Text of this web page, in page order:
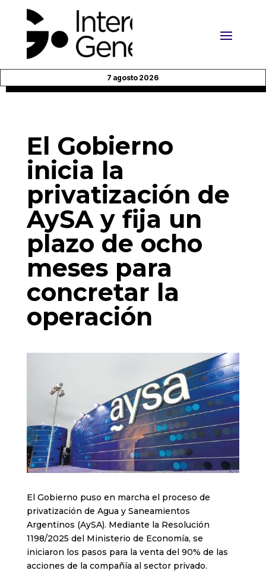
7 agosto 2026
El Gobierno
inicia la
privatización de
AySA y fija un
plazo de ocho
meses para
concretar la
operación
El Gobierno puso en marcha el proceso de
privatización de Agua y Saneamientos
Argentinos (AySA). Mediante la Resolución
1198/2025 del Ministerio de Economía, se
iniciaron los pasos para la venta del 90% de las
acciones de la compañía al sector privado.